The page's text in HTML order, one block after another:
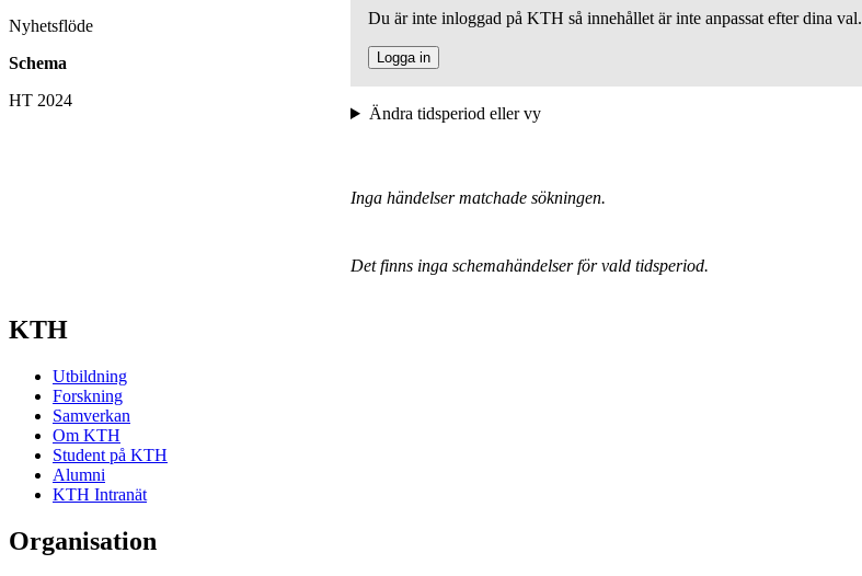
Du är inte inloggad på KTH så innehållet är inte anpassat efter dina val.
Logga in
Ändra tidsperiod eller vy
Inga händelser matchade sökningen.
Det finns inga schemahändelser för vald tidsperiod.
Nyhetsflöde
Schema
HT 2024
KTH
Utbildning
Forskning
Samverkan
Om KTH
Student på KTH
Alumni
KTH Intranät
Organisation